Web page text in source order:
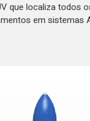
que localiza todos
em sistemas